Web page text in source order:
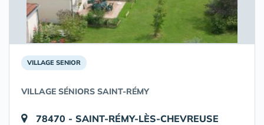
VILLAGE SENIOR
VILLAGE SÉNIORS SAINT-RÉMY
78470 - SAINT-RÉMY-LÈS-CHEVREUSE